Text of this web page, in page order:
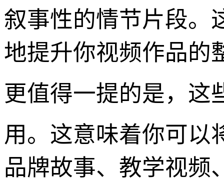
叙事性的情节片段。
地提升你视频作品的
更值得一提的是，这
用。这意味着你可以
品牌故事、教学视频